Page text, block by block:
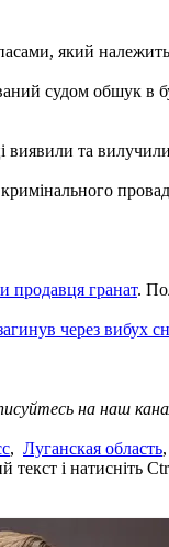
який
судом обшук
та
продавця гранат.
через вибух
на наш
, Луганская область,
текст і натисніть